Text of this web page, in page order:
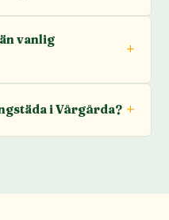
vanlig
i Vårgårda?